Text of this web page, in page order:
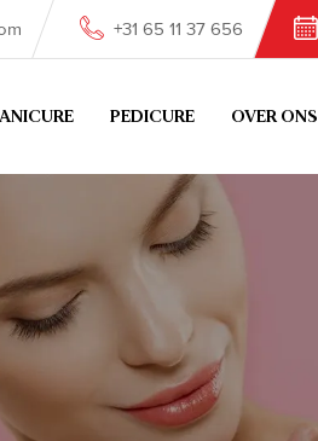
+31 65 11 37 656
PEDICURE OVER ONS